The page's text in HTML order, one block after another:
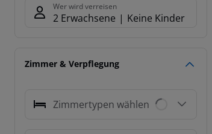
Wer wird verreisen
2 Erwachsene Keine Kinder
Zimmer & Verpflegung
Zimmertypen wählen